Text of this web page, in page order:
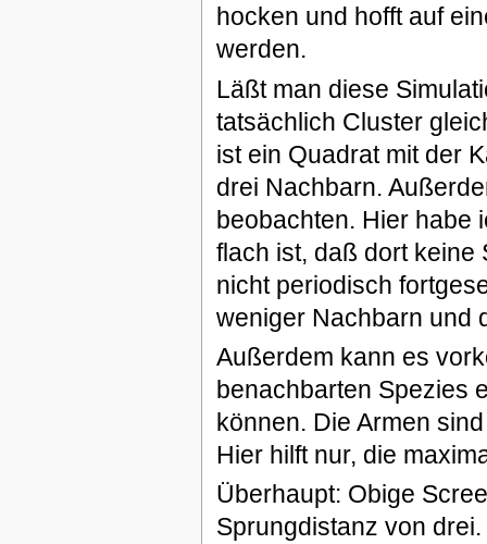
hocken und hofft auf
werden.
Läßt man diese
tatsächlich Cluster
ist ein Quadrat mit der
drei Nachbarn.
beobachten. Hier habe
flach ist, daß dort keine
nicht periodisch
weniger Nachbarn und
Außerdem kann es
benachbarten Spezies
können. Die Armen
Hier hilft nur, die
Überhaupt: Obige
Sprungdistanz von